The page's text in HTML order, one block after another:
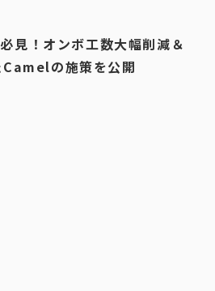
見！オンボ工数大幅削減＆
の施策を公開